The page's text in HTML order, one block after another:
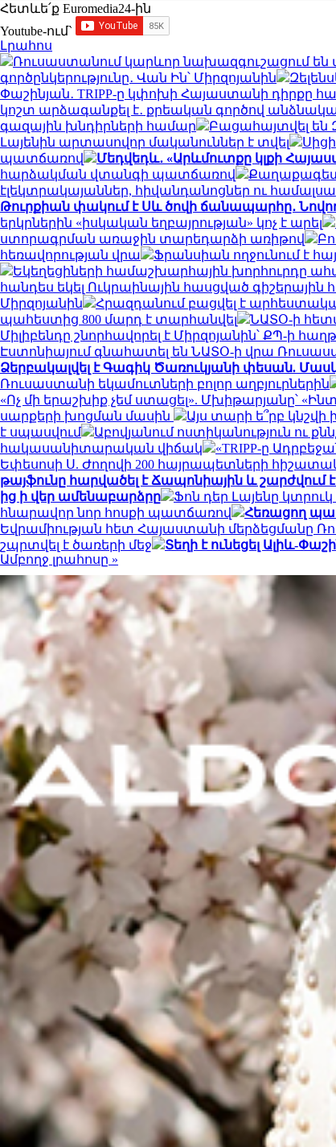
Հետևե՛ք Euromedia24-ին
Youtube-ում`
Լրահոս
Ռուսաստանում կարևոր նախազգուշացում են
գործընկերությունը․ Վան Ին՝ Միրզոյանին
Փաշինյան․ TRIPP-ը կփոխի Հայաստանի դիրքը
կոշտ արձագանքել է․ քրեական գործով
գազային խնդիրների համար
Բացահայտվել են
Լայենին արտասովոր մականուններ է տվել
պատճառով
Մեդվեդև․ «Արևմուտքը կլքի
հարձակման վտանգի պատճառով
էլեկտրակայաններ, հիվանդանոցներ ու
Թուրքիան փակում է Սև ծովի ճանապարհը․
երկրներին «իսկական եղբայրության» կոչ է արել
ստորագրման առաջին տարեդարձի առիթով
հեռավորության վրա
Ֆրանսիան ողջունում է
Եկեղեցիների համաշխարհային խորհուրդը
հանդես եկել Ուկրաինային հասցված գիշերային
Միրզոյանին
Հրազդանում բացվել է
պահեստից 800 մարդ է տարհանվել
ՆԱՏՕ-ի
Միլիբենդը շնորհավորել է Միրզոյանին՝ ՔՊ-ի
Էստոնիայում գնահատել են ՆԱՏՕ-ի վրա
Ձերբակալվել է Գագիկ Ծառուկյանի փեսան.
Ռուսաստանի եկամուտների բոլոր աղբյուրներին
«Ոչ մի երաշխիք չեմ ստացել». Մխիթարյանը՝
սարքերի խոցման մասին
Այս տարի ե՞րբ
է սպասվում
Աբովյանում ոստիկանություն ու
հակասանիտարական վիճակ
«TRIPP-ը
Եփեսոսի Ս. Ժողովի 200 հայրապետների
թայֆունը հարվածել է Ճապոնիային և
ից ի վեր ամենաբարձրը
Ֆոն դեր Լայենը
հնարավոր նոր հոսքի պատճառով
Հեռացող
Եվրամիության հետ Հայաստանի
շպրտվել է ծառերի մեջ
Տեղի է ունեցել Ալիև-
Ամբողջ լրահոսը »